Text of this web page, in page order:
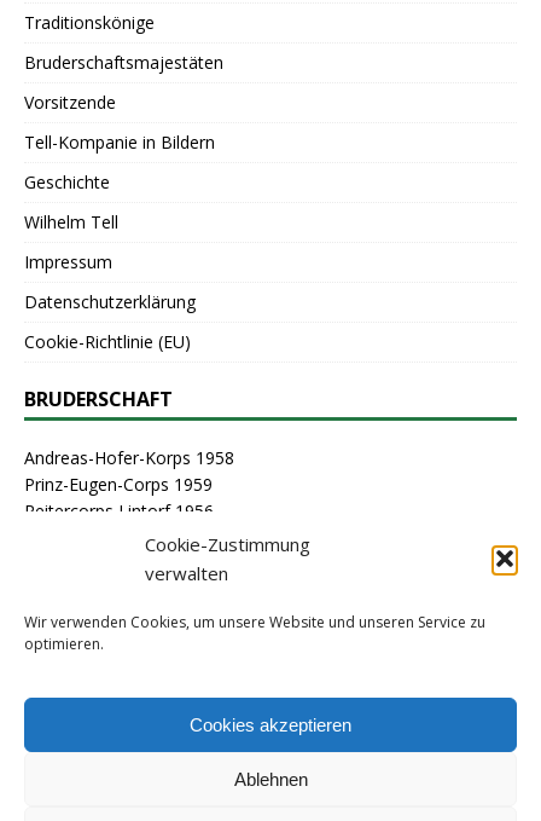
Cookie-Zustimmung
verwalten
Wir verwenden Cookies, um unsere Website und unseren Service zu
optimieren.
Cookies akzeptieren
Ablehnen
Traditionskönige
Bruderschaftsmajestäten
Vorsitzende
Tell-Kompanie in Bildern
Geschichte
Wilhelm Tell
Impressum
Datenschutzerklärung
Cookie-Richtlinie (EU)
BRUDERSCHAFT
Andreas-Hofer-Korps 1958
Prinz-Eugen-Corps 1959
Reitercorps Lintorf 1956
St. Georg-Corps 1963
St. Lambertus-Corps 1976
Stammcorps 1963